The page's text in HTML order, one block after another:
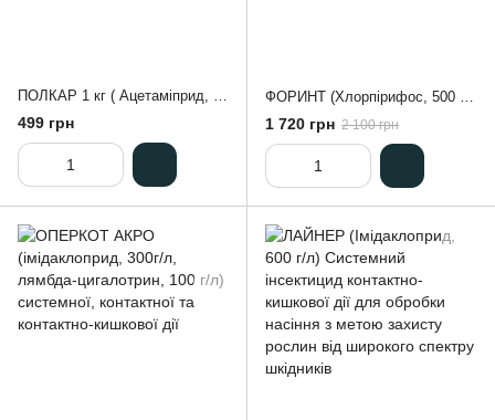
ПОЛКАР 1 кг ( Ацетаміприд, 200 г/кг) Системний контактно-шлунковий інсектицид проти широкого спектру шкідників
499 грн
ФОРИНТ (Хлорпірифос, 500 г/л + Циперметрин, 50 г/л) двокомпонентний інсектицид широкого спектру дії
1 720 грн 2 100 грн